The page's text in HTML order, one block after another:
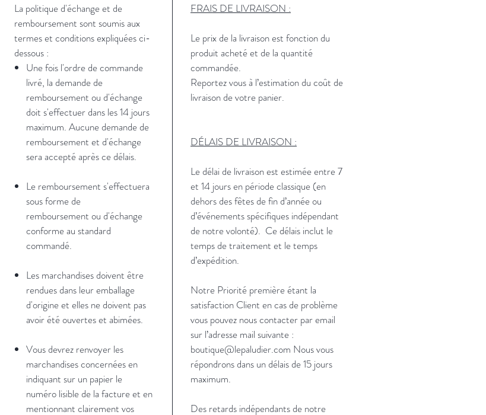
La politique d'échange et de
remboursement sont soumis aux
termes et conditions expliquées ci-
dessous :
Une fois l'ordre de commande
livré, la demande de
remboursement ou d'échange
doit s'effectuer dans les 14 jours
maximum. Aucune demande de
remboursement et d'échange
sera accepté après ce délais.
Le remboursement s'effectuera
sous forme de
remboursement ou d'échange
conforme au standard
commandé.
Les marchandises doivent être
rendues dans leur emballage
d'origine et elles ne doivent pas
avoir été ouvertes et abimées.
Vous devrez renvoyer les
marchandises concernées en
indiquant sur un papier le
numéro lisible de la facture et en
mentionnant clairement vos
FRAIS DE LIVRAISON :
Le prix de la livraison est fonction du
produit acheté et de la quantité
commandée.
Reportez vous à l’estimation du coût de
livraison de votre panier.
DÉLAIS DE LIVRAISON :
Le délai de livraison est estimée entre 7
et 14 jours en période classique (en
dehors des fêtes de fin d’année ou
d’événements spécifiques indépendant
de notre volonté). Ce délais inclut le
temps de traitement et le temps
d’expédition.
Notre Priorité première étant la
satisfaction Client en cas de problème
vous pouvez nous contacter par email
sur l’adresse mail suivante :
boutique@lepaludier.com Nous vous
répondrons dans un délais de 15 jours
maximum.
Des retards indépendants de notre